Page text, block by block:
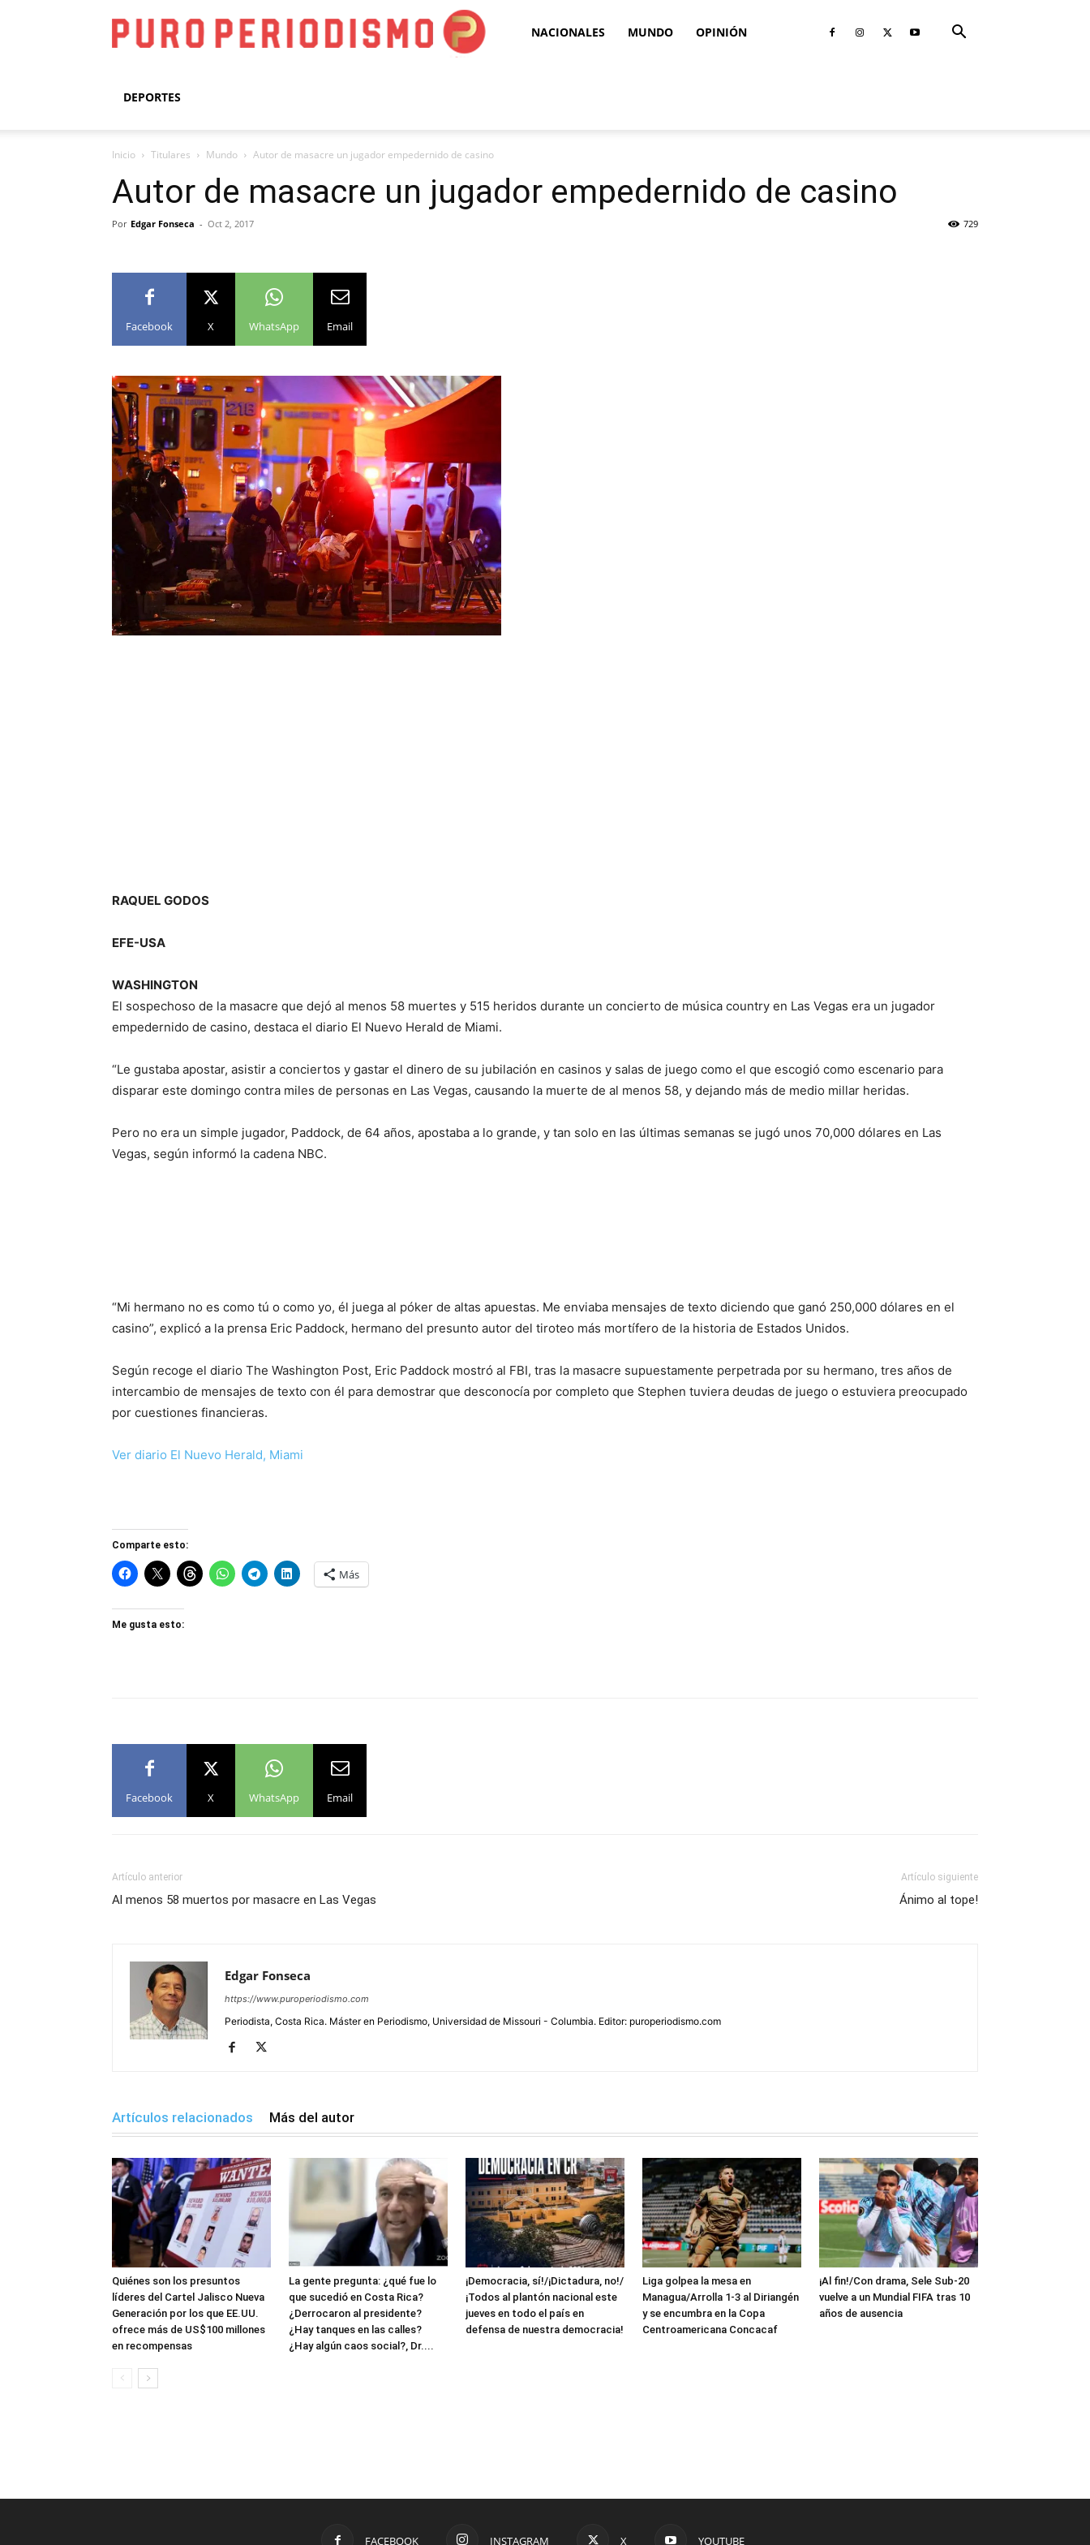
Puro NACIONALES MUNDO OPINIÓN
DEPORTES
Inicio Titulares Mundo Autor de masacre un jugador empedernido de casino
Autor de masacre un jugador empedernido de casino
Por Edgar Fonseca - Oct 2, 2017 729
Facebook X WhatsApp Email
RAQUEL GODOS
EFE-USA
WASHINGTON
El sospechoso de la masacre que dejó al menos 58 muertes y 515 heridos durante un concierto de música country en Las Vegas era un jugador
empedernido de casino, destaca el diario El Nuevo Herald de Miami.
“Le gustaba apostar, asistir a conciertos y gastar el dinero de su jubilación en casinos y salas de juego como el que escogió como escenario para
disparar este domingo contra miles de personas en Las Vegas, causando la muerte de al menos 58, y dejando más de medio millar heridas.
Pero no era un simple jugador, Paddock, de 64 años, apostaba a lo grande, y tan solo en las últimas semanas se jugó unos 70,000 dólares en Las
Vegas, según informó la cadena NBC.
“Mi hermano no es como tú o como yo, él juega al póker de altas apuestas. Me enviaba mensajes de texto diciendo que ganó 250,000 dólares en el
casino”, explicó a la prensa Eric Paddock, hermano del presunto autor del tiroteo más mortífero de la historia de Estados Unidos.
Según recoge el diario The Washington Post, Eric Paddock mostró al FBI, tras la masacre supuestamente perpetrada por su hermano, tres años de
intercambio de mensajes de texto con él para demostrar que desconocía por completo que Stephen tuviera deudas de juego o estuviera preocupado
por cuestiones financieras.
Ver diario El Nuevo Herald, Miami
Comparte esto:
Más
Me gusta esto:
Facebook X WhatsApp Email
Artículo anterior
Al menos 58 muertos por masacre en Las Vegas
Artículo siguiente
Ánimo al tope!
Edgar Fonseca
https://www.puroperiodismo.com
Periodista, Costa Rica. Máster en Periodismo, Universidad de Missouri - Columbia. Editor: puroperiodismo.com
Artículos relacionados Más del autor
Quiénes son los presuntos
líderes del Cartel Jalisco Nueva
Generación por los que EE.UU.
ofrece más de US$100 millones
en recompensas
La gente pregunta: ¿qué fue lo
que sucedió en Costa Rica?
¿Derrocaron al presidente?
¿Hay tanques en las calles?
¿Hay algún caos social?, Dr....
¡Democracia, sí!/¡Dictadura, no!/
¡Todos al plantón nacional este
jueves en todo el país en
defensa de nuestra democracia!
Liga golpea la mesa en
Managua/Arrolla 1-3 al Diriangén
y se encumbra en la Copa
Centroamericana Concacaf
¡Al fin!/Con drama, Sele Sub-20
vuelve a un Mundial FIFA tras 10
años de ausencia
FACEBOOK INSTAGRAM X YOUTUBE